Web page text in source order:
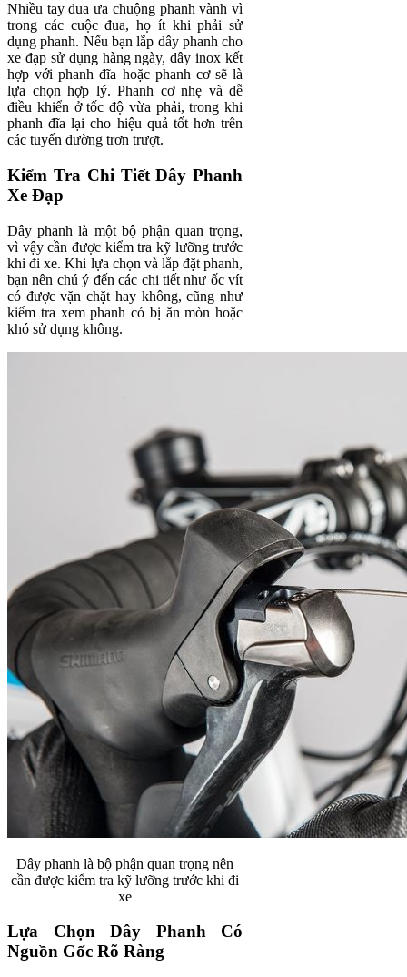
Nhiều tay đua ưa chuộng phanh vành vì
trong các cuộc đua, họ ít khi phải sử
dụng phanh. Nếu bạn lắp dây phanh cho
xe đạp sử dụng hàng ngày, dây inox kết
hợp với phanh đĩa hoặc phanh cơ sẽ là
lựa chọn hợp lý. Phanh cơ nhẹ và dễ
điều khiển ở tốc độ vừa phải, trong khi
phanh đĩa lại cho hiệu quả tốt hơn trên
các tuyến đường trơn trượt.
Kiểm Tra Chi Tiết Dây Phanh
Xe Đạp
Dây phanh là một bộ phận quan trọng,
vì vậy cần được kiểm tra kỹ lưỡng trước
khi đi xe. Khi lựa chọn và lắp đặt phanh,
bạn nên chú ý đến các chi tiết như ốc vít
có được vặn chặt hay không, cũng như
kiểm tra xem phanh có bị ăn mòn hoặc
khó sử dụng không.
Dây phanh là bộ phận quan trọng nên
cần được kiểm tra kỹ lưỡng trước khi đi
xe
Lựa Chọn Dây Phanh Có
Nguồn Gốc Rõ Ràng